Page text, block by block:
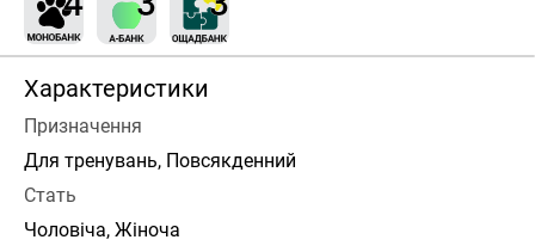
Характеристики
Призначення
Для тренувань, Повсякденний
Стать
Чоловіча, Жіноча